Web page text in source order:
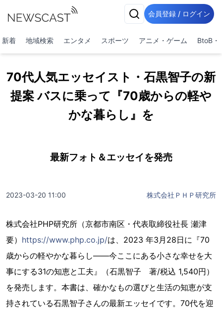
会員登録 / ログイン
新着 地域検索 エンタメ スポーツ アニメ・ゲーム BtoB・
70代人気エッセイスト・石黒智子の新
提案 バスに乗って『70歳からの軽や
かな暮らし』を
最新フォト＆エッセイを発売
2023-03-20 11:00 株式会社ＰＨＰ研究所
株式会社PHP研究所（京都市南区・代表取締役社長 瀬津
要） https://www.php.co.jp/は、2023 年3月28日に『70
歳からの軽やかな暮らし――今ここにある小さな幸せを大
事にする31の知恵と工夫』（石黒智子 著/税込 1,540円）
を発売します。本書は、確かなもの選びと生活の知恵が支
持されている石黒智子さんの最新エッセイです。70代を迎